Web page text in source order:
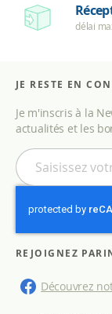
délai
JE RESTE EN
Je m'inscris à la
actualités et les
I
n
s
i
p
REJOIGNEZ
Découvrez